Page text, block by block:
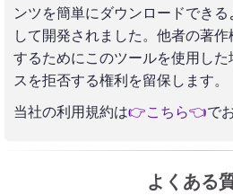
ンツを簡単にダウンロードでき
して開発されました。他者の著
するためにこのツールを使用し
スを拒否する権利を留保します。
当社の利用規約は👉こちら👈で
よくある